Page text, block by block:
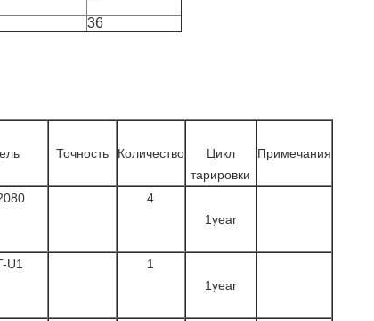
36
Точность Количество
Цикл
тарировки
Примечания
4
1year
U1
1
1year